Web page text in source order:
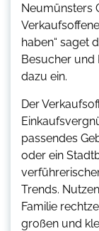
Neumünsters
haben“ saget
Besucher und
dazu ein.
Der
passendes
oder ein
Trends.
Familie
großen und